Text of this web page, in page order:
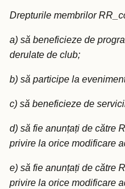
Drepturile membrilor
a) să beneficieze de
derulate de club;
b) să participe la
c) să beneficieze de
d) să fie anunțați de către
privire la orice modificare
e) să fie anunțați de către
privire la orice modificare